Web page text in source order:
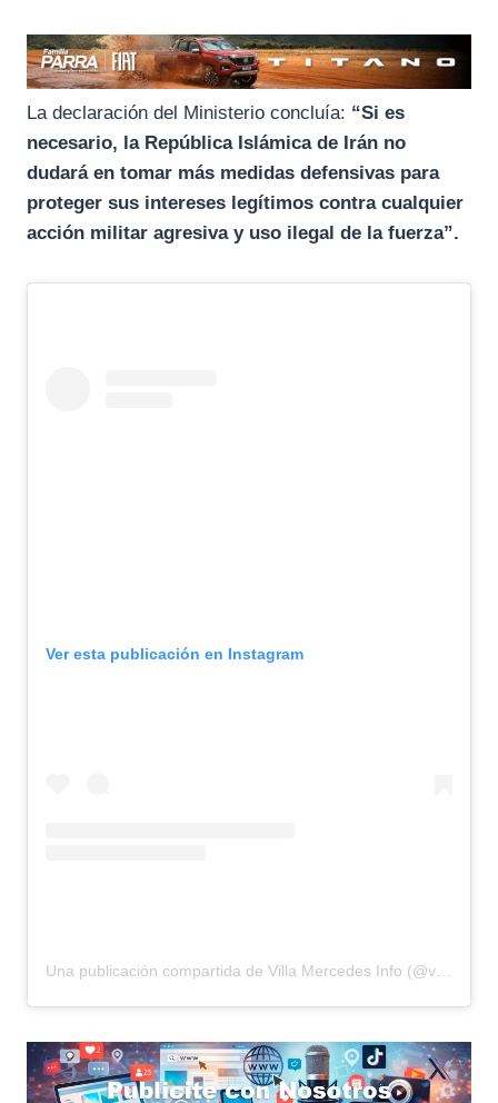
La declaración del Ministerio concluía: “Si es
necesario, la República Islámica de Irán no
dudará en tomar más medidas defensivas para
proteger sus intereses legítimos contra cualquier
acción militar agresiva y uso ilegal de la fuerza”.
Ver esta publicación en Instagram